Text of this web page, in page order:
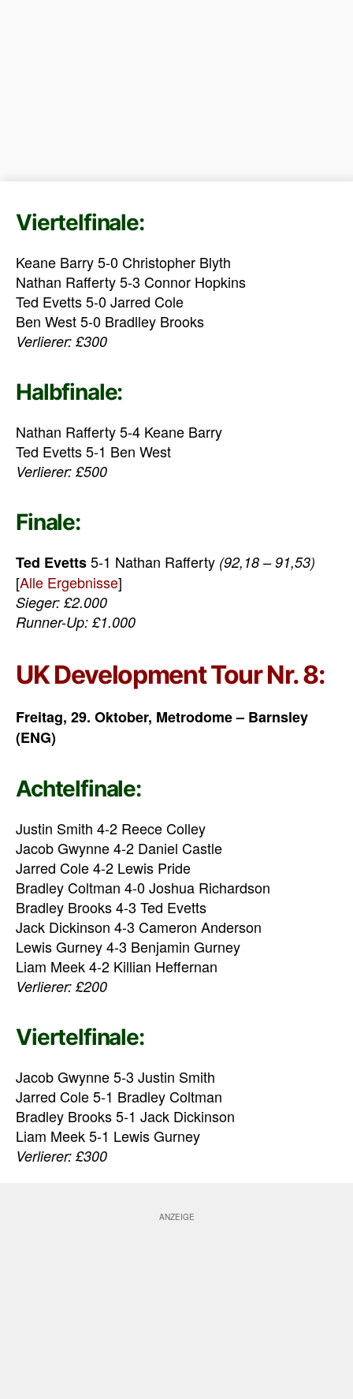
Viertelfinale:
Keane Barry 5-0 Christopher Blyth
Nathan Rafferty 5-3 Connor Hopkins
Ted Evetts 5-0 Jarred Cole
Ben West 5-0 Bradlley Brooks
Verlierer: £300
Halbfinale:
Nathan Rafferty 5-4 Keane Barry
Ted Evetts 5-1 Ben West
Verlierer: £500
Finale:
Ted Evetts5-1 Nathan Rafferty (92,18 – 91,53)
[Alle Ergebnisse]
Sieger: £2.000
Runner-Up: £1.000
UK Development Tour Nr. 8:
Freitag, 29. Oktober, Metrodome – Barnsley
(ENG)
Achtelfinale:
Justin Smith 4-2 Reece Colley
Jacob Gwynne 4-2 Daniel Castle
Jarred Cole 4-2 Lewis Pride
Bradley Coltman 4-0 Joshua Richardson
Bradley Brooks 4-3 Ted Evetts
Jack Dickinson 4-3 Cameron Anderson
Lewis Gurney 4-3 Benjamin Gurney
Liam Meek 4-2 Killian Heffernan
Verlierer: £200
Viertelfinale:
Jacob Gwynne 5-3 Justin Smith
Jarred Cole 5-1 Bradley Coltman
Bradley Brooks 5-1 Jack Dickinson
Liam Meek 5-1 Lewis Gurney
Verlierer: £300